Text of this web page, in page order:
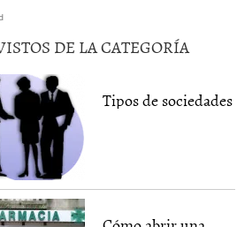
DE LA CATEGORÍA
Tipos de sociedades